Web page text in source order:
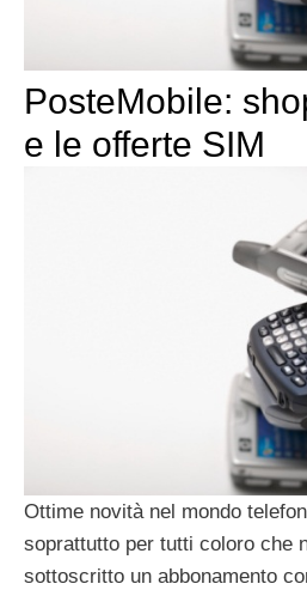
PosteMobile:
e le offerte SIM
Ottime novità nel mondo
soprattutto per tutti coloro che
sottoscritto un abbonamento